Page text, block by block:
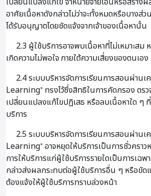
อาศัยเนื้อหาดังกล่าวไม่ว่าจะทั้งหมดหรือบางส่ว
ได้รับอนุญาตโดยชัดแจ้งจากเจ้าของเนื้อหานั้น
2.3 ผู้ใช้บริการอาจพบเนื้อหาที่ไม่เหมาะสม
เกิดความไม่พอใจ ภายใต้ความเสี่ยงของตนเอง
2.4 ระบบบริหารจัดการเรียนการสอนผ่านเ
Learning⁺ ทรงไว้ซึ่งสิทธิในการคัดกรอง ตร
เปลี่ยนแปลงแก้ไขปฏิเสธ หรือลบเนื้อหาใด ๆ
บริการ
2.5 ระบบบริหารจัดการเรียนการสอนผ่านเ
Learning⁺ อาจหยุดให้บริการเป็นการชั่วคราว
การให้บริการแก่ผู้ใช้บริการรายใดเป็นการเฉพ
กล่าวส่งผลกระทบต่อผู้ใช้บริการอื่น ๆ หรือขัด
ต้องแจ้งให้ผู้ใช้บริการทราบล่วงหน้า